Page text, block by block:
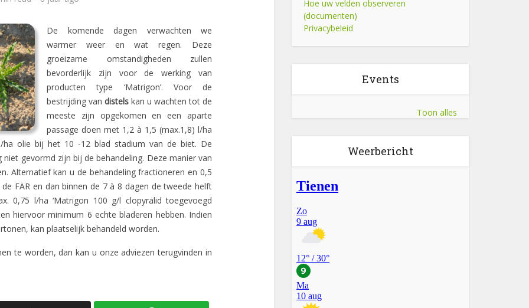
De komende dagen verwachten we
warmer weer en wat regen. Deze
groeizame omstandigheden zullen
bevorderlijk zijn voor de werking van
producten type ‘Matrigon’. Voor de
bestrijding van distels kan u wachten tot de
meeste zijn opgekomen en een aparte
passage doen met 1,2 à 1,5 (max.1,8) l/ha
ha olie bij het 10 -12 blad stadium van de biet. De
gevormd zijn bij de behandeling. Deze manier van
Alternatief kan u de behandeling fractioneren en 0,5
FAR en dan binnen de 7 à 8 dagen de tweede helft
0,75 l/ha ‘Matrigon 100 g/l clopyralid toegevoegd
hiervoor minimum 6 echte bladeren hebben. Indien
kan plaatselijk behandeld worden.
te worden, dan kan u onze adviezen terugvinden in
Hoe uw velden observeren
(documenten)
Privacybeleid
Events
Toon alles
Weerbericht